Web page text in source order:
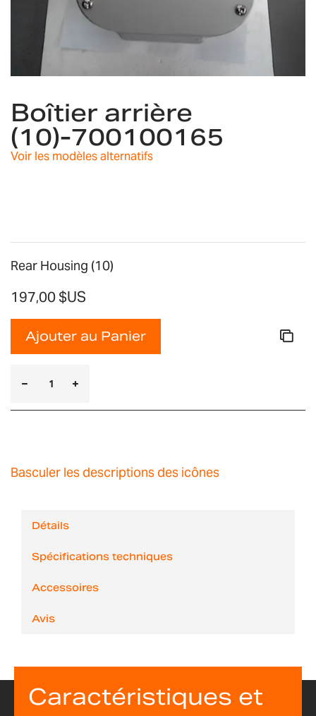
the
beginning
of
the
Boîtier arrière
(10)-700100165
Voir les modèles alternatifs
Rear Housing (10)
197,00 $US
Ajouter au Panier
Basculer les descriptions des icônes
Détails
Spécifications techniques
Accessoires
Avis
Caractéristiques et